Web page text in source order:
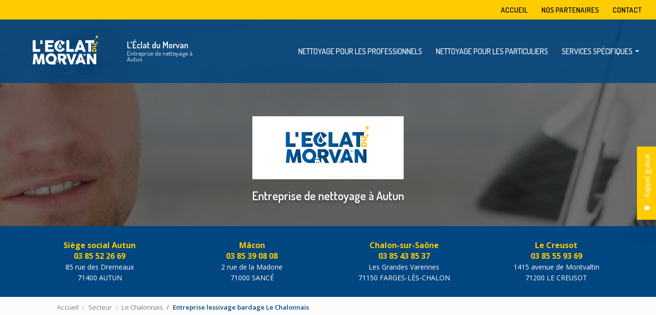
L'Éclat du Morvan
Entreprise de nettoyage à
Autun
Rappel gratuit
ACCUEIL NOS PARTENAIRES
CONTACT
NETTOYAGE POUR LES PROFESSIONNELS NETTOYAGE POUR LES PARTICULIERS SERVICES SPÉCIFIQUES
Entreprise de nettoyage à Autun
Siège social Autun
03 85 52 26 69
85 rue des Dremeaux
71400 AUTUN
Mâcon
03 85 39 08 08
2 rue de la Madone
71000 SANCÉ
Chalon-sur-Saône
03 85 43 85 37
Les Grandes Varennes
71150 FARGES-LÈS-CHALON
Le Creusot
03 85 55 93 69
1415 avenue de Montvaltin
71200 LE CREUSOT
Accueil Secteur Le Chalonnais Entreprise lessivage bardage Le Chalonnais